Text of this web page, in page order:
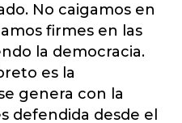
No caigamos en
firmes en las
la democracia.
es la
genera con la
defendida desde el